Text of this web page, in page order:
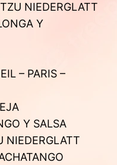
NIEDERGLATT
Y
– PARIS –
Y SALSA
NIEDERGLATT